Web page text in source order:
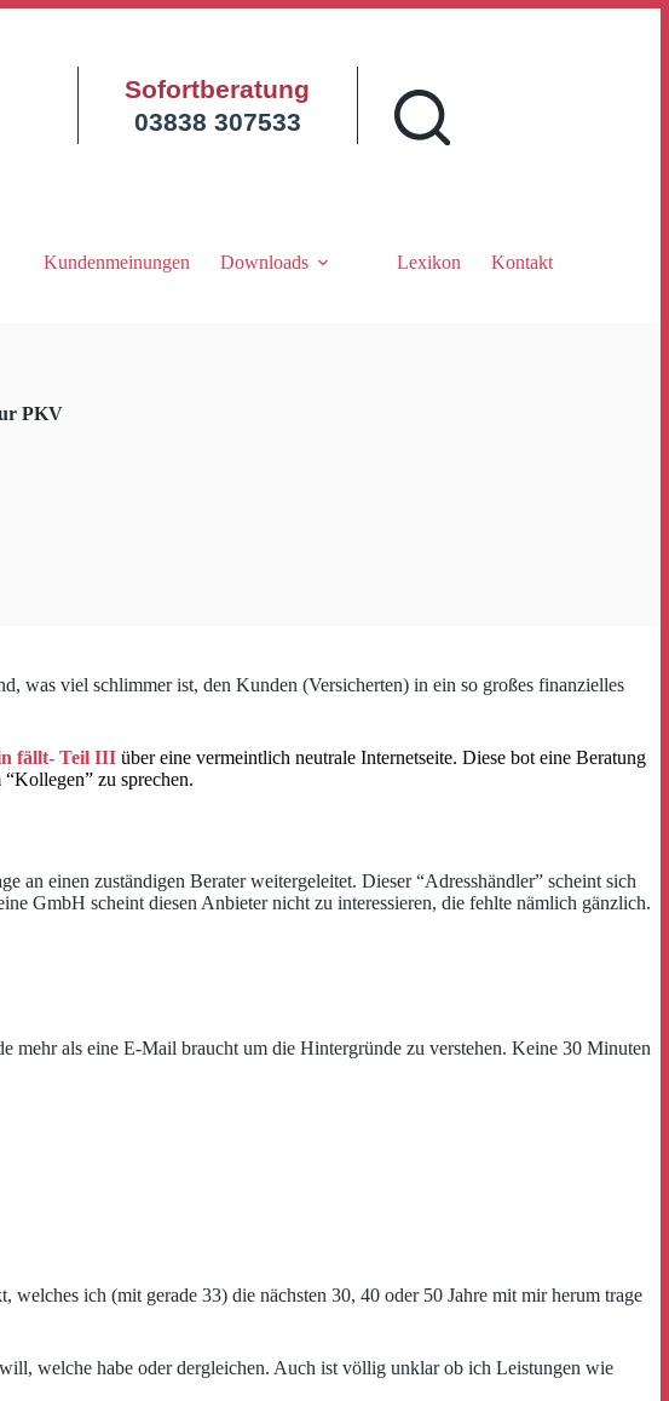
Sofortberatung
03838 307533
Kundenmeinungen Downloads Lexikon Kontakt
PKV
was viel schlimmer ist, den Kunden (Versicherten) in ein so großes finanzielles
fällt- Teil III über eine vermeintlich neutrale Internetseite. Diese bot eine Beratung
zu sprechen.
an einen zuständigen Berater weitergeleitet. Dieser “Adresshändler” scheint sich
GmbH scheint diesen Anbieter nicht zu interessieren, die fehlte nämlich gänzlich.
mehr als eine E-Mail braucht um die Hintergründe zu verstehen. Keine 30 Minuten
ich (mit gerade 33) die nächsten 30, 40 oder 50 Jahre mit mir herum trage
welche habe oder dergleichen. Auch ist völlig unklar ob ich Leistungen wie